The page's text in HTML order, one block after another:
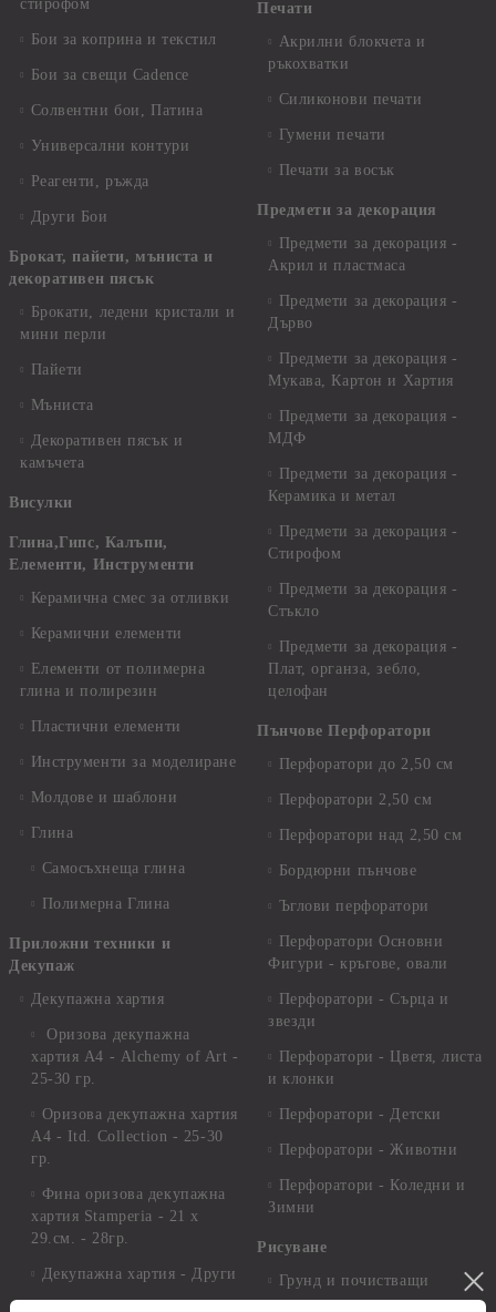
стирофом
Бои за коприна и текстил
Бои за свещи Cadence
Солвентни бои, Патина
Универсални контури
Реагенти, ръжда
Други Бои
Брокат, пайети, мъниста и
декоративен пясък
Брокати, ледени кристали и
мини перли
Пайети
Мъниста
Декоративен пясък и
камъчета
Висулки
Глина,Гипс, Калъпи,
Елементи, Инструменти
Керамична смес за отливки
Керамични елементи
Елементи от полимерна
глина и полирезин
Пластични елементи
Инструменти за моделиране
Молдове и шаблони
Глина
Самосъхнеща глина
Полимерна Глина
Приложни техники и
Декупаж
Декупажна хартия
Оризова декупажна
хартия А4 - Alchemy of Art -
25-30 гр.
Оризова декупажна хартия
А4 - Itd. Collection - 25-30
гр.
Фина оризова декупажна
хартия Stamperia - 21 х
29.см. - 28гр.
Декупажна хартия - Други
Печати
Акрилни блокчета и
ръкохватки
Силиконови печати
Гумени печати
Печати за восък
Предмети за декорация
Предмети за декорация -
Акрил и пластмаса
Предмети за декорация -
Дърво
Предмети за декорация -
Мукава, Картон и Хартия
Предмети за декорация -
МДФ
Предмети за декорация -
Керамика и метал
Предмети за декорация -
Стирофом
Предмети за декорация -
Стъкло
Предмети за декорация -
Плат, органза, зебло,
целофан
Пънчове Перфоратори
Перфоратори до 2,50 см
Перфоратори 2,50 см
Перфоратори над 2,50 см
Бордюрни пънчове
Ъглови перфоратори
Перфоратори Основни
Фигури - кръгове, овали
Перфоратори - Сърца и
звезди
Перфоратори - Цветя, листа
и клонки
Перфоратори - Детски
Перфоратори - Животни
Перфоратори - Коледни и
Зимни
Рисуване
Грунд и почистващи
разтвори